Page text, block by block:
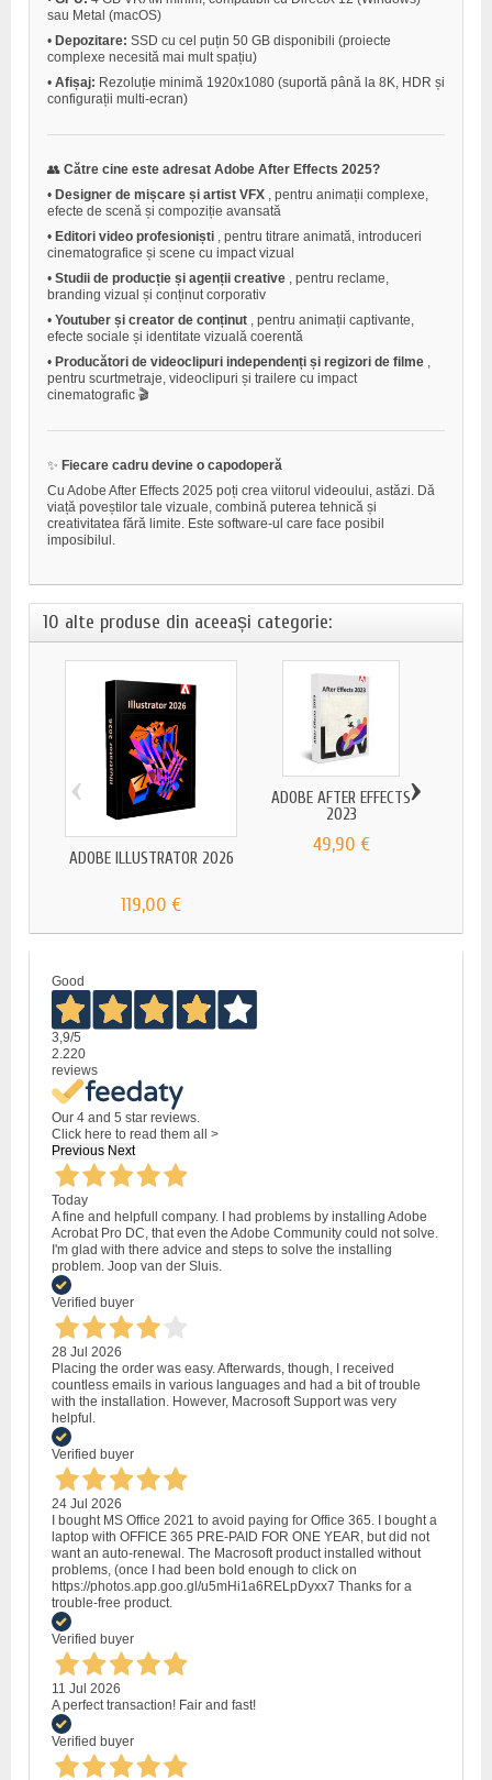
sau Metal (macOS)
• Depozitare: SSD cu cel puțin 50 GB disponibili (proiecte
complexe necesită mai mult spațiu)
• Afișaj: Rezoluție minimă 1920x1080 (suportă până la 8K, HDR și
configurații multi-ecran)
👥 Către cine este adresat Adobe After Effects 2025?
• Designer de mișcare și artist VFX
, pentru animații complexe,
efecte de scenă și compoziție avansată
• Editori video profesioniști
, pentru titrare animată, introduceri
cinematografice și scene cu impact vizual
• Studii de producție și agenții creative
, pentru reclame,
branding vizual și conținut corporativ
• Youtuber și creator de conținut
, pentru animații captivante,
efecte sociale și identitate vizuală coerentă
• Producători de videoclipuri independenți și regizori de filme
pentru scurtmetraje, videoclipuri și trailere cu impact
cinematografic 🎬
✨ Fiecare cadru devine o capodoperă
Cu Adobe After Effects 2025 poți crea viitorul videoului, astăzi. Dă
viață poveștilor tale vizuale, combină puterea tehnică și
creativitatea fără limite. Este software-ul care face posibil
imposibilul.
10 alte produse din aceeași categorie:
ADOBE ILLUSTRATOR 2026
119,00 €
ADOBE AFTER EFFECTS
2023
49,90 €
‹ ›
Good
3,9/5
2.220
reviews
Our 4 and 5 star reviews.
Click here to read them all >
Previous Next
Today
A fine and helpfull company. I had problems by installing Adobe
Acrobat Pro DC, that even the Adobe Community could not solve.
I'm glad with there advice and steps to solve the installing
problem. Joop van der Sluis.
Verified buyer
28 Jul 2026
Placing the order was easy. Afterwards, though, I received
countless emails in various languages and had a bit of trouble
with the installation. However, Macrosoft Support was very
helpful.
Verified buyer
24 Jul 2026
I bought MS Office 2021 to avoid paying for Office 365. I bought a
laptop with OFFICE 365 PRE-PAID FOR ONE YEAR, but did not
want an auto-renewal. The Macrosoft product installed without
problems, (once I had been bold enough to click on
https://photos.app.goo.gl/u5mHi1a6RELpDyxx7 Thanks for a
trouble-free product.
Verified buyer
11 Jul 2026
A perfect transaction! Fair and fast!
Verified buyer